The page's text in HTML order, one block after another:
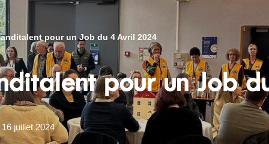
pour un Job du 4 Avril 2024
pour un Job
16 juillet 2024